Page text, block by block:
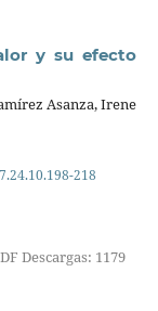
y su efecto
Asanza, Irene
218
Descargas: 1179